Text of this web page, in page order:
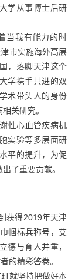
学从事博士后研
当我有能力的时
市实施海外高层
，落脚天津这个
学携手共进的双
术带头人的身份
关研究。
性心血管疾病机
实验等多层面研
平的提升，为促
了重要贡献。
获得2019年天津
帼标兵称号，艾
德与育人并重，
的精彩答卷。
就坚持把做好本